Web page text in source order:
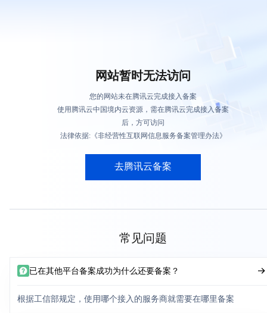
网站暂时无法访问
您的网站未在腾讯云完成接入备案
使用腾讯云中国境内云资源，需在腾讯云完成接入备案
后，方可访问
法律依据:《非经营性互联网信息服务备案管理办法》
去腾讯云备案
常见问题
已在其他平台备案成功为什么还要备案？
根据工信部规定，使用哪个接入的服务商就需要在哪里备案